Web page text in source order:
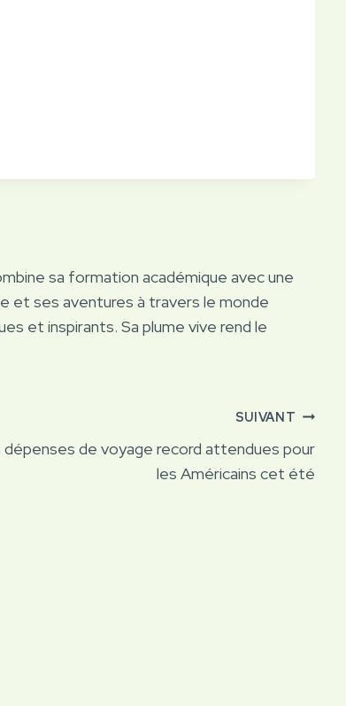
sa formation académique avec une
et ses aventures à travers le monde
et inspirants. Sa plume vive rend le
SUIVANT
dépenses de voyage record attendues pour
les Américains cet été